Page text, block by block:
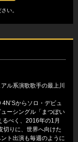
い。
ル系演歌歌手の最上川
からソロ・デビュ
ーシングル「まつぽい
べく、2016年の1月
切りに、世界へ向けた
ト出演も毎週のように